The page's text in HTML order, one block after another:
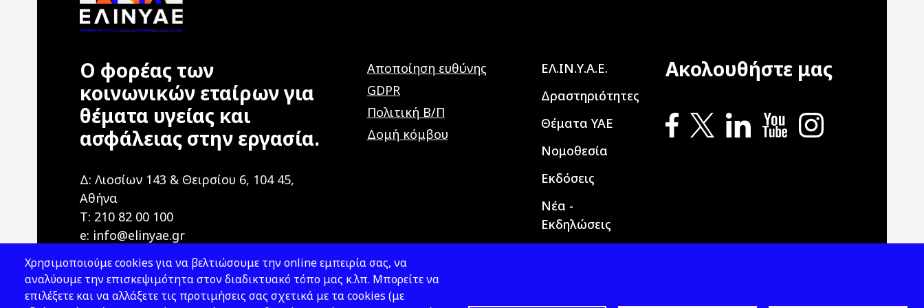
Ο φορέας των
κοινωνικών εταίρων για
θέματα υγείας και
ασφάλειας στην εργασία.
Δ: Λιοσίων 143 & Θειρσίου 6, 104 45,
Αθήνα
T: 210 82 00 100
e: info@elinyae.gr
Αποποίηση ευθύνης
GDPR
Πολιτική Β/Π
Δομή κόμβου
Main navigation
ΕΛ.ΙΝ.Υ.Α.Ε.
Δραστηριότητες
Θέματα ΥΑΕ
Νομοθεσία
Εκδόσεις
Νέα -
Εκδηλώσεις
Ακολουθήστε μας
Χρησιμοποιούμε cookies για να βελτιώσουμε την online εμπειρία σας, να
αναλύουμε την επισκεψιμότητα στον διαδικτυακό τόπο μας κ.λπ. Μπορείτε να
επιλέξετε και να αλλάξετε τις προτιμήσεις σας σχετικά με τα cookies (με